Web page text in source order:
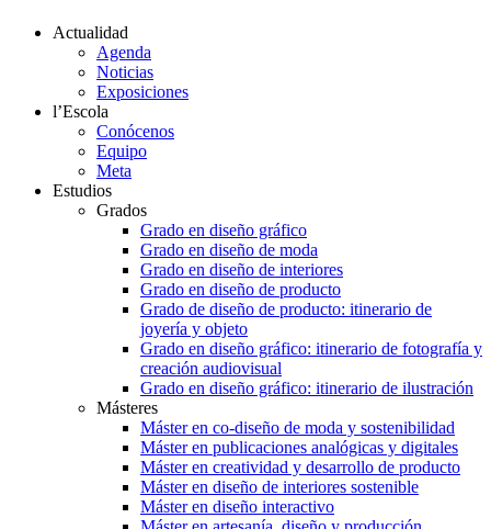
Actualidad
Agenda
Noticias
Exposiciones
l’Escola
Conócenos
Equipo
Meta
Estudios
Grados
Grado en diseño gráfico
Grado en diseño de moda
Grado en diseño de interiores
Grado en diseño de producto
Grado de diseño de producto: itinerario de
joyería y objeto
Grado en diseño gráfico: itinerario de fotografía y
creación audiovisual
Grado en diseño gráfico: itinerario de ilustración
Másteres
Máster en co-diseño de moda y sostenibilidad
Máster en publicaciones analógicas y digitales
Máster en creatividad y desarrollo de producto
Máster en diseño de interiores sostenible
Máster en diseño interactivo